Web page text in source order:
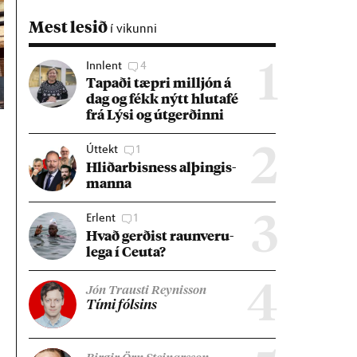
Mest lesið í vikunni
1
Innlent 4
Tap­aði tæpri millj­ón á
dag og fékk nýtt hluta­fé
frá Lýsi og út­gerð­inni
2
Úttekt 1
Hlið­ar­bis­ness al­þing­is­
manna
3
Erlent 1
Hvað gerð­ist raun­veru­
lega í Ceuta?
4
Jón Trausti Reynisson
Tími fóls­ins